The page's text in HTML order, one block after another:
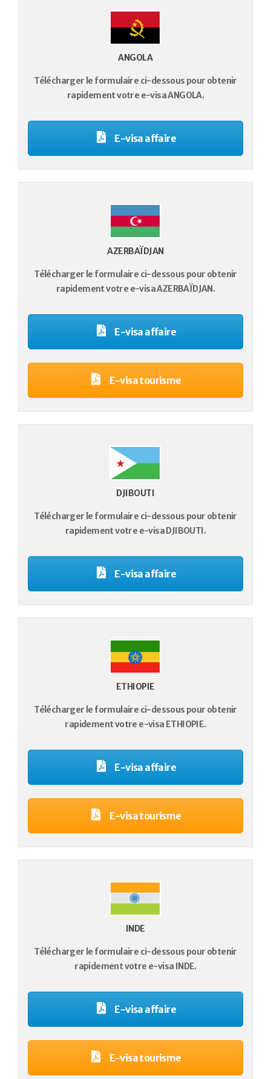
ANGOLA
Télécharger le formulaire ci-dessous pour obtenir
rapidement votre e-visa ANGOLA.
E-visa affaire
AZERBAÏDJAN
Télécharger le formulaire ci-dessous pour obtenir
rapidement votre e-visa AZERBAÏDJAN.
E-visa affaire
E-visa tourisme
DJIBOUTI
Télécharger le formulaire ci-dessous pour obtenir
rapidement votre e-visa DJIBOUTI.
E-visa affaire
ETHIOPIE
Télécharger le formulaire ci-dessous pour obtenir
rapidement votre e-visa ETHIOPIE.
E-visa affaire
E-visa tourisme
INDE
Télécharger le formulaire ci-dessous pour obtenir
rapidement votre e-visa INDE.
E-visa affaire
E-visa tourisme